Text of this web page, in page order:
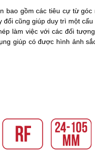
gồm các tiêu cự từ góc
đổi cũng giúp duy trì một cấu
làm việc với các đối
giúp có được hình ảnh